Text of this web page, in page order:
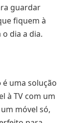
guardar
fiquem à
dia a dia.
é uma solução
à TV com um
móvel só,